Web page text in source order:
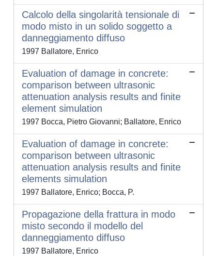
Calcolo della singolarità tensionale di
modo misto in un solido soggetto a
danneggiamento diffuso
1997 Ballatore, Enrico
Evaluation of damage in concrete:
comparison between ultrasonic
attenuation analysis results and finite
element simulation
1997 Bocca, Pietro Giovanni; Ballatore, Enrico
Evaluation of damage in concrete:
comparison between ultrasonic
attenuation analysis results and finite
elements simulation
1997 Ballatore, Enrico; Bocca, P.
Propagazione della frattura in modo
misto secondo il modello del
danneggiamento diffuso
1997 Ballatore, Enrico